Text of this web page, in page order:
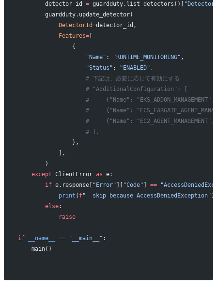
        detector_id
= guardduty.list_detectors()[
        guardduty.update_detector(
            DetectorId
=detector_id,
            Features
=[
                {
                    "Name"
: "RUNTIME_MONITORING" ,
                    "Status"
: "ENABLED" ,
                    # 下記は、必要に応じて有効にする
                    # "AdditionalConfiguration": [
#     {"Name":
#     {"Name":
#     {"Name":
                    # ],
                },
            ],
        )
    except
ClientError as e:
        if
e.response[ "Error" "Code" ==
            print
( f"  skip because AccessDeniedException" )
        else
:
            raise
if __name__ == "__main__" :
    main()